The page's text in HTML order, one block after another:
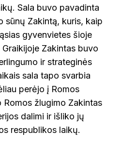
Sala buvo pavadinta
sūnų Zakintą, kuris, kaip
gyvenvietes šioje
Zakintas buvo
ir strateginės
sala tapo svarbia
perėjo į Romos
Romos žlugimo Zakintas
dalimi ir išliko jų
respublikos laikų.